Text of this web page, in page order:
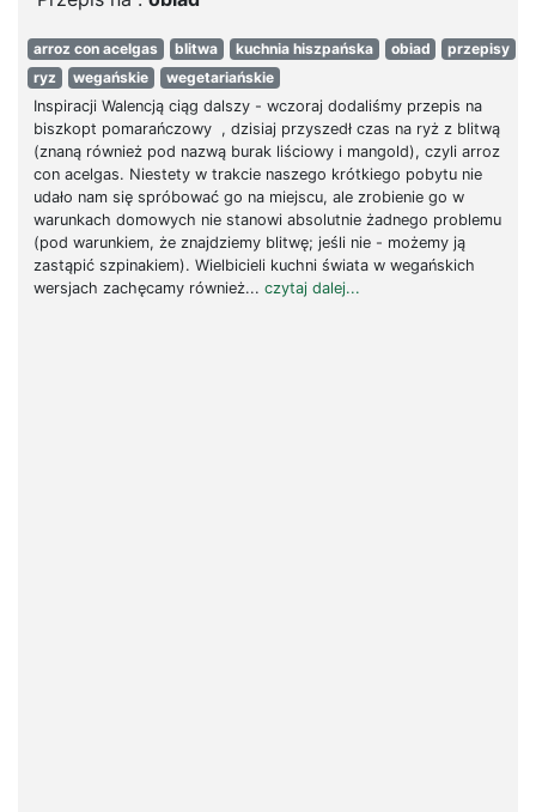
arroz con acelgas blitwa kuchnia hiszpańska obiad
przepisy
ryz
wegańskie
wegetariańskie
Inspiracji Walencją ciąg dalszy - wczoraj dodaliśmy przepis na
biszkopt pomarańczowy , dzisiaj przyszedł czas na ryż z blitwą
(znaną również pod nazwą burak liściowy i mangold), czyli arroz
con acelgas. Niestety w trakcie naszego krótkiego pobytu nie
udało nam się spróbować go na miejscu, ale zrobienie go w
warunkach domowych nie stanowi absolutnie żadnego problemu
(pod warunkiem, że znajdziemy blitwę; jeśli nie - możemy ją
zastąpić szpinakiem). Wielbicieli kuchni świata w wegańskich
wersjach zachęcamy również... czytaj dalej...